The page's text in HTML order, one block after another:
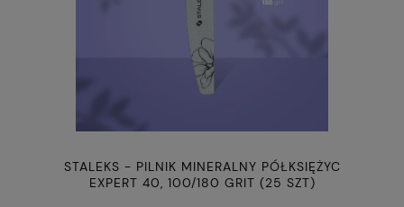
STALEKS - PILNIK MINERALNY PÓŁKSIĘŻYC
EXPERT 40, 100/180 GRIT (25 SZT)